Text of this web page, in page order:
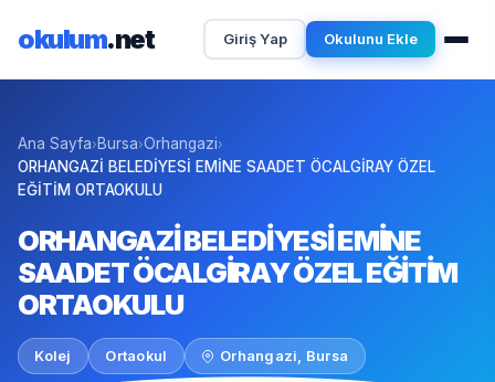
okulum.net Giriş Yap Okulunu Ekle
Ana Sayfa› Bursa›Orhangazi›
ORHANGAZİ BELEDİYESİ EMİNE SAADET ÖCALGİRAY ÖZEL
EĞİTİM ORTAOKULU
ORHANGAZİ BELEDİYESİ EMİNE
SAADET ÖCALGİRAY ÖZEL EĞİTİM
ORTAOKULU
Kolej Ortaokul Orhangazi, Bursa